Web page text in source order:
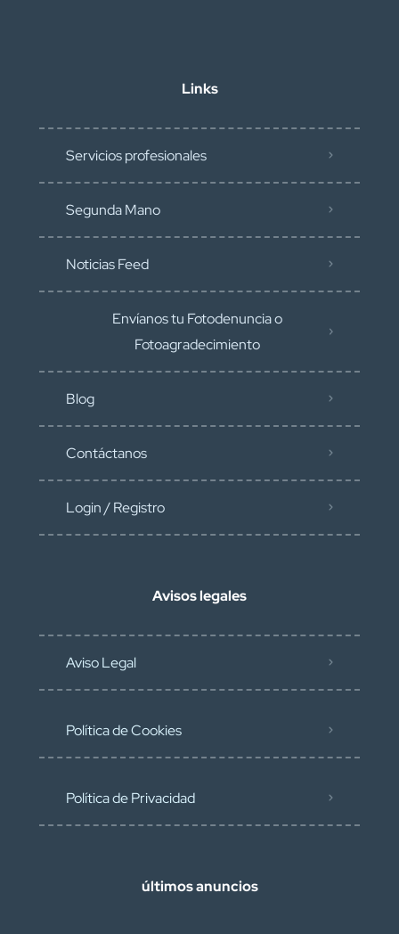
Links
Servicios profesionales
Segunda Mano
Noticias Feed
Envíanos tu Fotodenuncia o
Fotoagradecimiento
Blog
Contáctanos
Login / Registro
Avisos legales
Aviso Legal
Política de Cookies
Política de Privacidad
últimos anuncios